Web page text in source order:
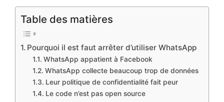
Table des matières
Pourquoi il est faut arrêter d’utiliser WhatsApp
WhatsApp appatient à Facebook
WhatsApp collecte beaucoup trop de données
Leur politique de confidentialité fait peur
Le code n’est pas open source